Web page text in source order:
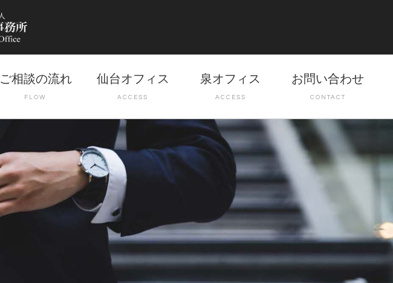
ご相談の流れ
FLOW
仙台オフィス
ACCESS
泉オフィス
ACCESS
お問い合わせ
CONTACT